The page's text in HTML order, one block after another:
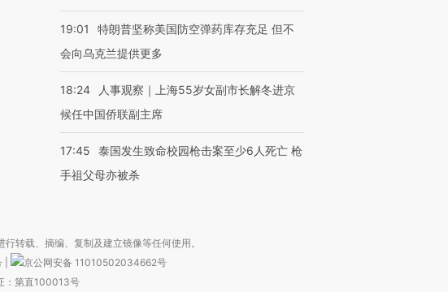
19:01
特朗普坚称美国防空弹药库存充足 但不
会向乌克兰提供更多
18:24
人事观察｜上海55岁女副市长解冬进京
候任中国侨联副主席
17:45
泰国发生致命校园枪击案至少6人死亡 枪
手祖父母亦被杀
转载、摘编、复制及建立镜像等任何使用。
京公网安备 11010502034662号
：第直100013号